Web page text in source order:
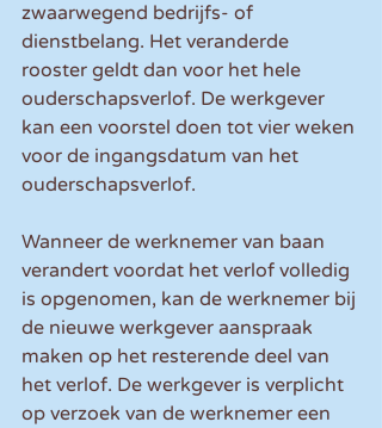
zwaarwegend bedrijfs- of
dienstbelang. Het veranderde
rooster geldt dan voor het hele
ouderschapsverlof. De werkgever
kan een voorstel doen tot vier weken
voor de ingangsdatum van het
ouderschapsverlof.
Wanneer de werknemer van baan
verandert voordat het verlof volledig
is opgenomen, kan de werknemer bij
de nieuwe werkgever aanspraak
maken op het resterende deel van
het verlof. De werkgever is verplicht
op verzoek van de werknemer een